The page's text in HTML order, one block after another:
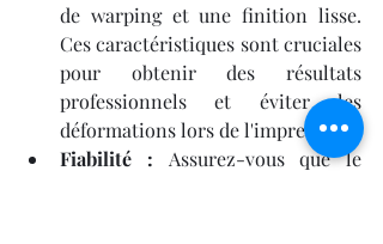
de warping et une finition lisse.
Ces caractéristiques sont cruciales
pour obtenir des résultats
professionnels et éviter les
déformations lors de l'impression.
Fiabilité :